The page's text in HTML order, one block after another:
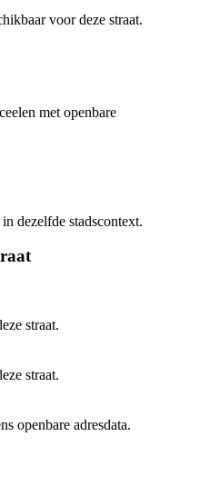
voor deze straat.
met openbare
dezelfde stadscontext.
straat.
straat.
openbare adresdata.